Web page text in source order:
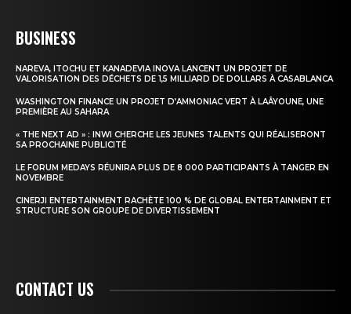
BUSINESS
NAREVA, ITOCHU ET KANADEVIA INOVA LANCENT UN PROJET DE
VALORISATION DES DÉCHETS DE 1,5 MILLIARD DE DOLLARS À CASABLANCA
WASHINGTON FINANCE UN PROJET D’AMMONIAC VERT À LAÂYOUNE, UNE
PREMIÈRE AU SAHARA
« THE NEXT AD » : INWI CHERCHE LES JEUNES TALENTS QUI RÉALISERONT
SA PROCHAINE PUBLICITÉ
LE FORUM MEDAYS RÉUNIRA PLUS DE 8 000 PARTICIPANTS À TANGER EN
NOVEMBRE
CINERJI ENTERTAINMENT RACHÈTE 100 % DE GLOBAL ENTERTAINMENT ET
STRUCTURE SON GROUPE DE DIVERTISSEMENT
CONTACT US